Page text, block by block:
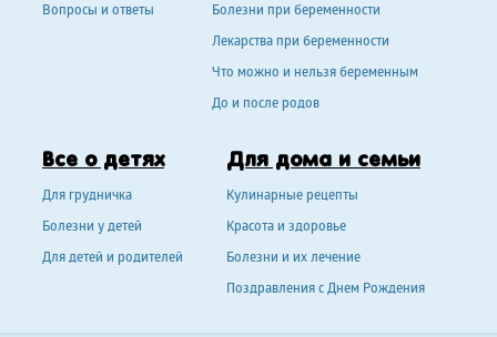
Вопросы и ответы
Болезни при беременности
Лекарства при беременности
Что можно и нельзя беременным
До и после родов
Все о детях
Для грудничка
Болезни у детей
Для детей и родителей
Для дома и семьи
Кулинарные рецепты
Красота и здоровье
Болезни и их лечение
Поздравления с Днем Рождения